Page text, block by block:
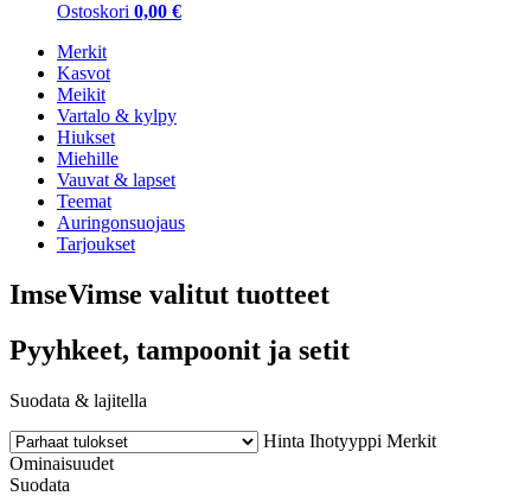
Ostoskori 0,00 €
Merkit
Kasvot
Meikit
Vartalo & kylpy
Hiukset
Miehille
Vauvat & lapset
Teemat
Auringonsuojaus
Tarjoukset
ImseVimse valitut tuotteet
Pyyhkeet, tampoonit ja setit
Suodata & lajitella
Hinta Ihotyyppi Merkit
Ominaisuudet
Suodata